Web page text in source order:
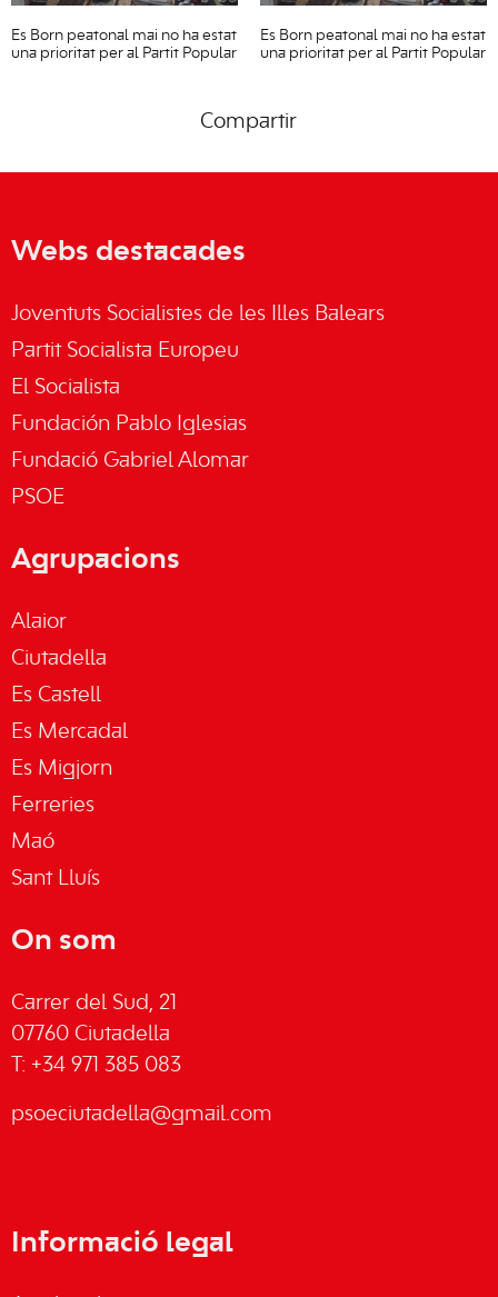
Es Born peatonal mai no ha estat
una prioritat per al Partit Popular
Es Born peatonal mai no ha estat
una prioritat per al Partit Popular
Compartir
Webs destacades
Joventuts Socialistes de les Illes Balears
Partit Socialista Europeu
El Socialista
Fundación Pablo Iglesias
Fundació Gabriel Alomar
PSOE
Agrupacions
Alaior
Ciutadella
Es Castell
Es Mercadal
Es Migjorn
Ferreries
Maó
Sant Lluís
On som
Carrer del Sud, 21
07760 Ciutadella
T: +34 971 385 083
psoeciutadella@gmail.com
Informació legal